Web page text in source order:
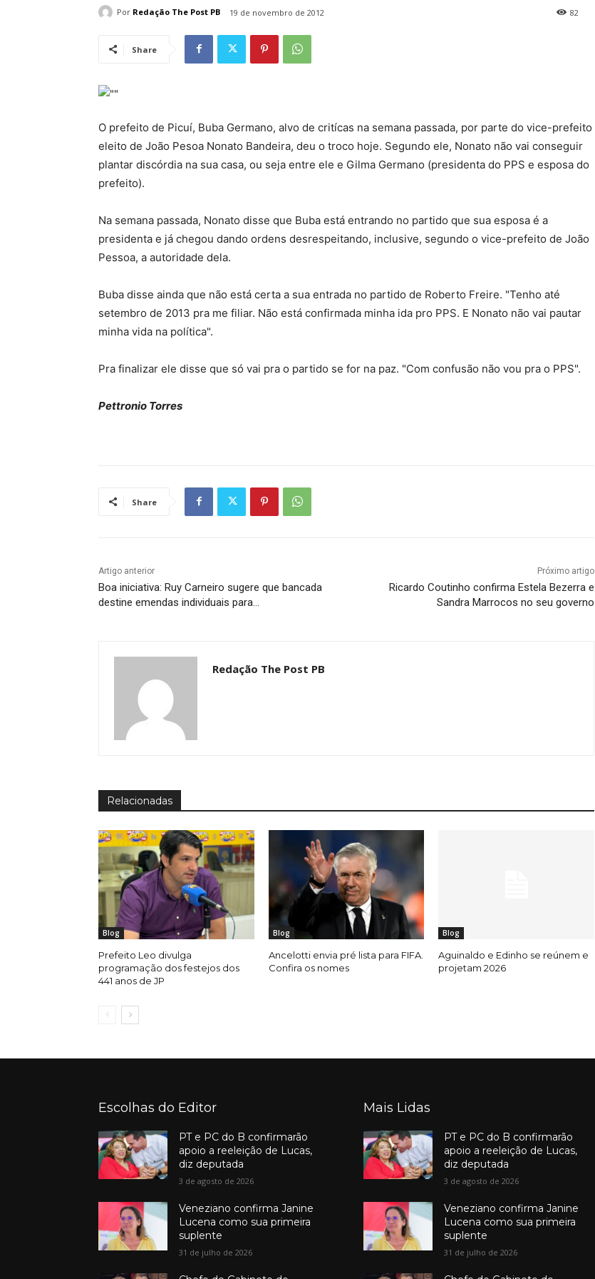
Por Redação The Post PB 19 de novembro de 2012 82
Share
O prefeito de Picuí, Buba Germano, alvo de critícas na semana passada, por parte do vice-prefeito
eleito de João Pesoa Nonato Bandeira, deu o troco hoje. Segundo ele, Nonato não vai conseguir
plantar discórdia na sua casa, ou seja entre ele e Gilma Germano (presidenta do PPS e esposa do
prefeito).
Na semana passada, Nonato disse que Buba está entrando no partido que sua esposa é a
presidenta e já chegou dando ordens desrespeitando, inclusive, segundo o vice-prefeito de João
Pessoa, a autoridade dela.
Buba disse ainda que não está certa a sua entrada no partido de Roberto Freire. "Tenho até
setembro de 2013 pra me filiar. Não está confirmada minha ida pro PPS. E Nonato não vai pautar
minha vida na política".
Pra finalizar ele disse que só vai pra o partido se for na paz. "Com confusão não vou pra o PPS".
Pettronio Torres
Share
Artigo anterior
Boa iniciativa: Ruy Carneiro sugere que bancada
destine emendas individuais para…
Próximo artigo
Ricardo Coutinho confirma Estela Bezerra e
Sandra Marrocos no seu governo
Redação The Post PB
Relacionadas
Blog
Prefeito Leo divulga
programação dos festejos dos
441 anos de JP
Blog
Ancelotti envia pré lista para FIFA.
Confira os nomes
Blog
Aguinaldo e Edinho se reúnem e
projetam 2026
Escolhas do Editor
PT e PC do B confirmarão
apoio a reeleição de Lucas,
diz deputada
3 de agosto de 2026
Veneziano confirma Janine
Lucena como sua primeira
suplente
31 de julho de 2026
Mais Lidas
PT e PC do B confirmarão
apoio a reeleição de Lucas,
diz deputada
3 de agosto de 2026
Veneziano confirma Janine
Lucena como sua primeira
suplente
31 de julho de 2026